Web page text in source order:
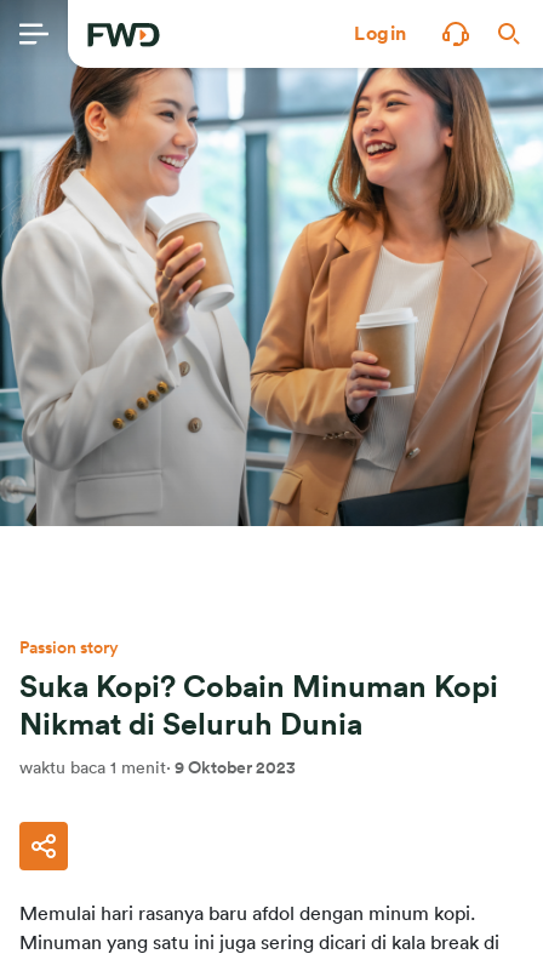
Login
Passion story
Suka Kopi? Cobain Minuman Kopi
Nikmat di Seluruh Dunia
waktu baca 1 menit· 9 Oktober 2023
Memulai hari rasanya baru afdol dengan minum kopi.
Minuman yang satu ini juga sering dicari di kala break di